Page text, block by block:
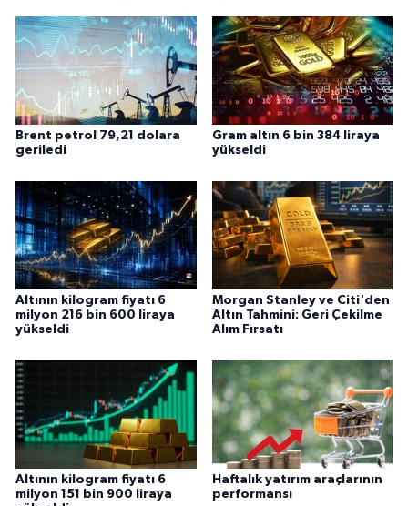
Brent petrol 79,21 dolara
geriledi
Gram altın 6 bin 384 liraya
yükseldi
Altının kilogram fiyatı 6
milyon 216 bin 600 liraya
yükseldi
Morgan Stanley ve Citi'den
Altın Tahmini: Geri Çekilme
Alım Fırsatı
Altının kilogram fiyatı 6
milyon 151 bin 900 liraya
Haftalık yatırım araçlarının
performansı